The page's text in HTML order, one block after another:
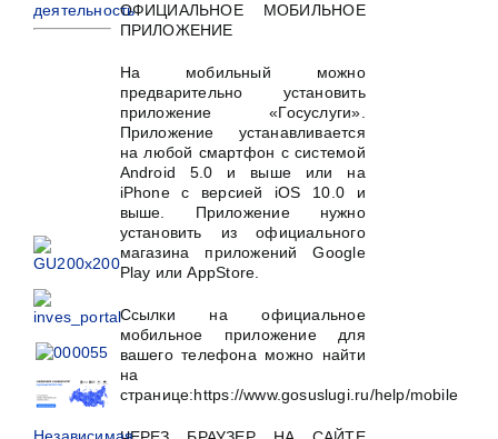
ОФИЦИАЛЬНОЕ МОБИЛЬНОЕ
ПРИЛОЖЕНИЕ
На мобильный можно
предварительно установить
приложение «Госуслуги».
Приложение устанавливается
на любой смартфон с системой
Android 5.0 и выше или на
iPhone с версией iOS 10.0 и
выше. Приложение нужно
установить из официального
магазина приложений Google
Play или AppStore.
Ссылки на официальное
мобильное приложение для
вашего телефона можно найти
на
странице:https://www.gosuslugi.ru/help/mobile
деятельность